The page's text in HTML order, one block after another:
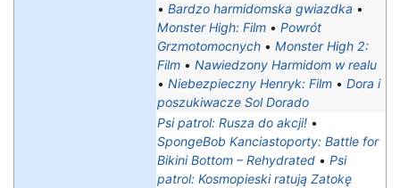
• Bardzo harmidomska gwiazdka •
Monster High: Film • Powrót
Grzmotomocnych • Monster High 2:
Film • Nawiedzony Harmidom w realu
• Niebezpieczny Henryk: Film • Dora i
poszukiwacze Sol Dorado
Psi patrol: Rusza do akcji! •
SpongeBob Kanciastoporty: Battle for
Bikini Bottom – Rehydrated • Psi
patrol: Kosmopieski ratują Zatokę